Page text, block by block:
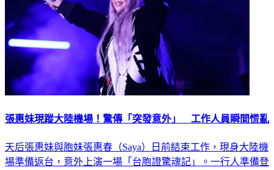
張惠妹現蹤大陸機場！驚傳「突發意外」 工作人員瞬間慌亂
天后張惠妹與胞妹張惠春（Saya）日前結束工作，現身大陸機
場準備返台，意外上演一場「台胞證驚魂記」。一行人準備登